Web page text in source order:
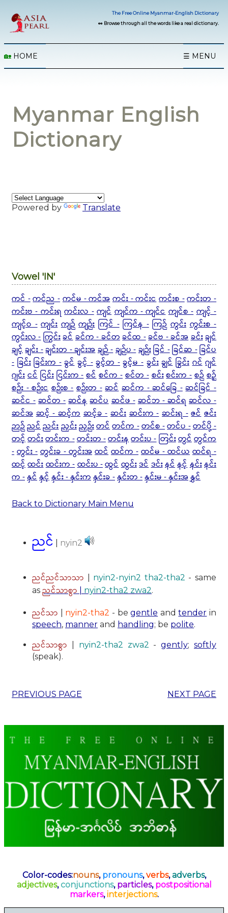
The Free Online Myanmar-English Dictionary
👀 Browse through all the words like a real dictionary.
🏡 HOME ☰ MENU
Myanmar English
Dictionary
Powered by Translate
Vowel 'IN'
ကင် -ကင်ည -ကင်မ - ကင်အကင်း - ကင်းငကင်းစ -ကင်းတ -
ကင်းဗ - ကင်းရ ကင်းလ - ကျင် ကျင်က - ကျင်င ကျင်စ - ကျင့် -
ကျင့်ဝ - ကျင်း ကျဉ် ကျဉ်း ကြင် - ကြင်န - ကြဉ် ကွင်း ကွင်းစ -
ကွင်းလ -ကြွင်းခင်ခင်က - ခင်တခင်ထ -ခင်ဗ - ခင်အခင်းချင်
ချင့်ချင်း -ချင်းတ - ချင်းအချဉ် -ချဉ်ပ -ချဉ်းခြင် -ခြင်ဆ -ခြင်ပ
- ခြင်း ခြင်းက - ခွင် ခွင့် - ခွင့်တ - ခွင့်မ - ခွင်း ချွင် ခြွင်း ဂင် ဂျင်
ဂျင်းငင် ငြင်း ငြင်းက -စင်စင်က -စင်တ -စင်းစင်းက -စဉ်စဉ့်
စဉ်း - စဉ်းင စဉ်းစ - စဉ်းတ - ဆင် ဆင်က -ဆင်ခြေ - ဆင်ခြင် -
ဆင်င - ဆင်တ - ဆင်န ဆင်ပ ဆင်ဖ - ဆင်ဘ - ဆင်ရ ဆင်လ -
ဆင်အ ဆင့် - ဆင့်က ဆင့်ခ - ဆင်း ဆင်းက - ဆင်းရ - ဇင် ဇင်း
ဉာဉ်ညင်ညင်းညှင်းညှဉ်းတင်တင်က -တင်စ -တင်ပ -တင်ပို့ -
တင့်တင်းတင်းက -တင်းတ -တင်းနတင်းပ -တြင်းတွင်တွင်က
- တွင်း - တွင်းခ - တွင်းအ ထင် ထင်က - ထင်မ - ထင်ယ ထင်ရ -
ထင့်ထင်းထင်းက -ထင်းပ -ထွင်ထွင်းဒင်ဒင်းနင်နင့်နင်းနင်း
က -နှင်နှင့်နှင်း - နှင်းကနှင်းခ -နှင်းတ -နှင်းမ - နှင်းအနွှင်
Back to Dictionary Main Menu
ညင် nyin2
ညင်ညင်သာသာ nyin2-nyin2 tha2-tha2 - same
as ညင်သာစွာ nyin2-tha2 zwa2.
ညင်သာ nyin2-tha2 - begentle andtender in
speech, manner and handling; be polite.
ညင်သာစွာ nyin2-tha2 zwa2 -gently;softly
(speak).
PREVIOUS PAGE NEXT PAGE
Color-codes:nouns, pronouns,verbs,adverbs,
adjectives,conjunctions, particles, postpositional
markers,interjections.